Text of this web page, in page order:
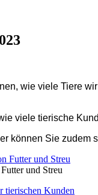
wie viele Tiere
viele tierische
können Sie
und Streu